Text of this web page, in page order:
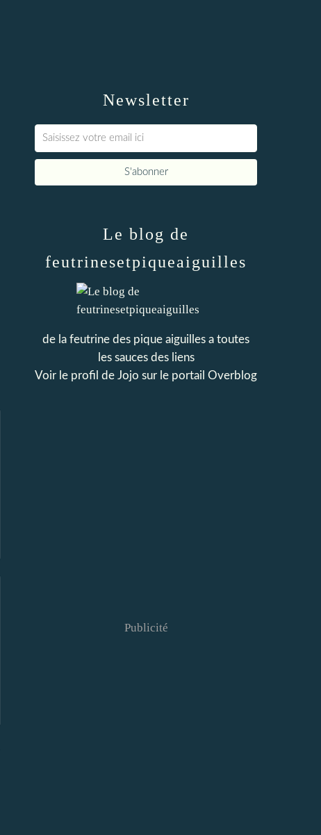
Newsletter
Le blog de
feutrinesetpiqueaiguilles
de la feutrine des pique aiguilles a toutes
les sauces des liens
Voir le profil de Jojo sur le portail Overblog
Publicité